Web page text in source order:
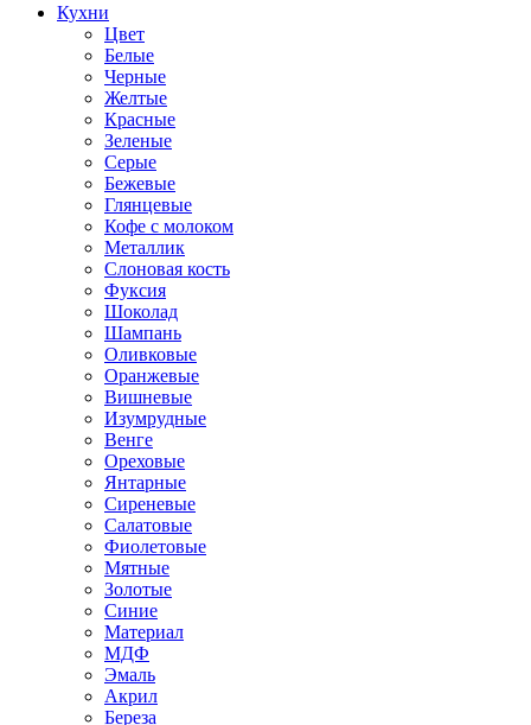
Кухни
Цвет
Белые
Черные
Желтые
Красные
Зеленые
Серые
Бежевые
Глянцевые
Кофе с молоком
Металлик
Слоновая кость
Фуксия
Шоколад
Шампань
Оливковые
Оранжевые
Вишневые
Изумрудные
Венге
Ореховые
Янтарные
Сиреневые
Салатовые
Фиолетовые
Мятные
Золотые
Синие
Материал
МДФ
Эмаль
Акрил
Береза